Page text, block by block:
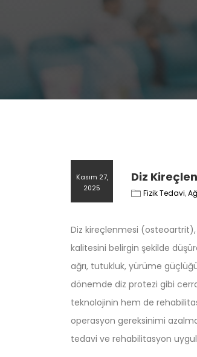
Kasım 27,
2025
Diz
Fizik Tedavi,
Diz kireçlenmesi (osteoartrit),
kalitesini belirgin şekilde
ağrı, tutukluk, yürüme
dönemde diz protezi gibi
teknolojinin hem de
operasyon gereksinimi
tedavi ve rehabilitasyon